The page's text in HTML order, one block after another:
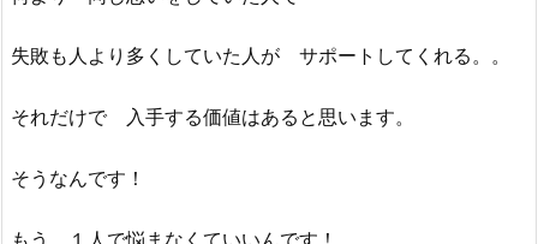
失敗も人より多くしていた人が サポートしてくれる。。
それだけで 入手する価値はあると思います。
そうなんです！
もう １人で悩まなくていいんです！